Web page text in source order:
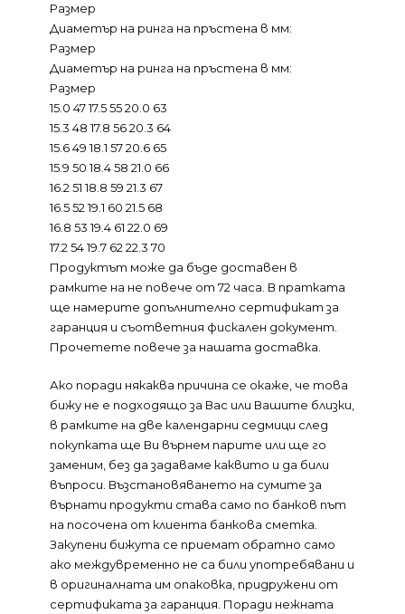
Размер
Диаметър на ринга на пръстена в мм:
Размер
Диаметър на ринга на пръстена в мм:
Размер
15.0 47 17.5 55 20.0 63
15.3 48 17.8 56 20.3 64
15.6 49 18.1 57 20.6 65
15.9 50 18.4 58 21.0 66
16.2 51 18.8 59 21.3 67
16.5 52 19.1 60 21.5 68
16.8 53 19.4 61 22.0 69
17.2 54 19.7 62 22.3 70
Продуктът може да бъде доставен в
рамките на не повече от 72 часа. В пратката
ще намерите допълнително сертификат за
гаранция и съответния фискален документ.
Прочетете повече за нашата доставка.
Ако поради някаква причина се окаже, че това
бижу не е подходящо за Вас или Вашите близки,
в рамките на две календарни седмици след
покупката ще Ви върнем парите или ще го
заменим, без да задаваме каквито и да били
въпроси. Възстановяването на сумите за
върнати продукти става само по банков път
на посочена от клиента банкова сметка.
Закупени бижута се приемат обратно само
ако междувременно не са били употребявани и
в оригиналната им опаковка, придружени от
сертификата за гаранция. Поради нежната